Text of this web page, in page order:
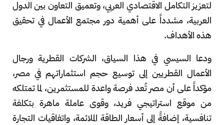
لتعزيز التكامل الاقتصادي العربي، وتعميق التعاون بين الدول
العربية، مشدداً على أهمية دور مجتمع الأعمال في تحقيق
هذه الأهداف.
ودعا السيسي في هذا السياق، الشركات القطرية ورجال
الأعمال القطريين إلى توسيع حجم استثماراتهم في مصر،
مؤكداً على أن مصر تُعد فرصة واعدة للمستثمرين، لما تمتلكه
من موقع استراتيجي فريد، وقوى عاملة ماهرة بتكلفة
تنافسية، إضافةً إلى أسعار الطاقة الملائمة، واتفاقيات التجارة